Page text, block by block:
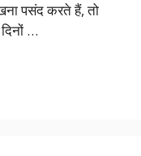
पसंद करते हैं, तो
…